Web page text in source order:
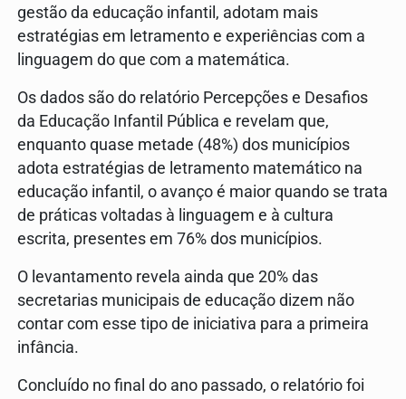
gestão da educação infantil, adotam mais
estratégias em letramento e experiências com a
linguagem do que com a matemática.
Os dados são do relatório Percepções e Desafios
da Educação Infantil Pública e revelam que,
enquanto quase metade (48%) dos municípios
adota estratégias de letramento matemático na
educação infantil, o avanço é maior quando se trata
de práticas voltadas à linguagem e à cultura
escrita, presentes em 76% dos municípios.
O levantamento revela ainda que 20% das
secretarias municipais de educação dizem não
contar com esse tipo de iniciativa para a primeira
infância.
Concluído no final do ano passado, o relatório foi